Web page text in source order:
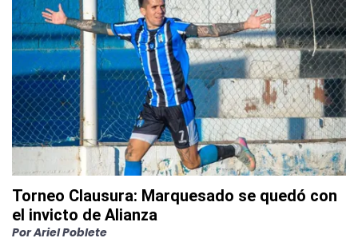
Torneo Clausura: Marquesado se quedó con
el invicto de Alianza
PorAriel Poblete